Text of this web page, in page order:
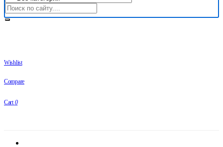
Wishlist
Compare
Cart 0